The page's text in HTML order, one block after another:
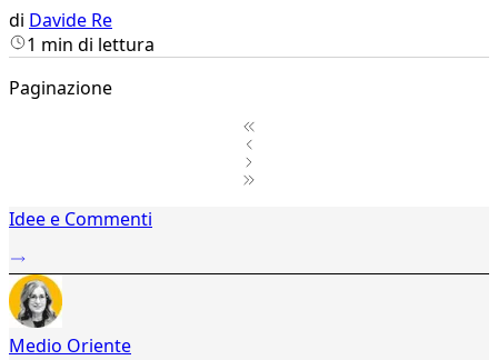
di Davide Re
1 min di lettura
Paginazione
2Idee e Commenti
Medio Oriente